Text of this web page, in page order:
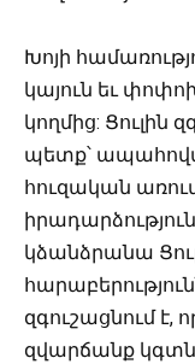
Խոյի
կայուն եւ
կողմից: Ցուլին
պետք՝
հուզական
կձանձրանա
զգուշացնում է,
զվարճանք